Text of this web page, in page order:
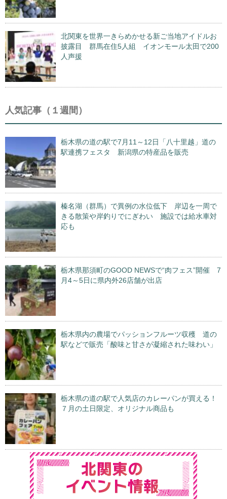
北関東を世界一きらめかせる新ご当地アイドルお
披露目 群馬在住5人組 イオンモール太田で200
人声援
人気記事（１週間）
栃木県の道の駅で7月11～12日「八十里越」道の
駅連携フェスタ 新潟県の特産品を販売
榛名湖（群馬）で異例の水位低下 岸辺を一周で
きる散策や岸釣りでにぎわい 施設では給水車対
応も
栃木県那須町のGOOD NEWSで“肉フェス”開催 7
月4～5日に県内外26店舗が出店
栃木県内の農場でパッションフルーツ収穫 道の
駅などで販売「酸味と甘さが凝縮された味わい」
栃木県の道の駅で人気店のカレーパンが買える！
７月の土日限定、オリジナル商品も